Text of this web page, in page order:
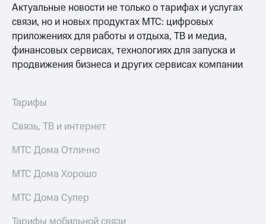
акций
Описание
Программа
приобретения
Порядок
облигаций
Описание
Еврооблигации-2023
Уведомление
о
именных
Актуальные новости не только о тарифах и услугах
связи, но и новых продуктах МТС: цифровых
приложениях для работы и отдыха, ТВ и медиа,
финансовых сервисах, технологиях для запуска и
продвижения бизнеса и других сервисах компании
Тарифы
Связь, ТВ и интернет
МТС Дома Отлично
МТС Дома Хорошо
МТС Дома Супер